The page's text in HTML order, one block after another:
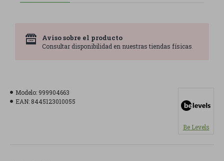
Aviso sobre el producto
Consultar disponibilidad en nuestras tiendas físicas.
Modelo: 999904663
EAN: 8445123010055
Be Levels